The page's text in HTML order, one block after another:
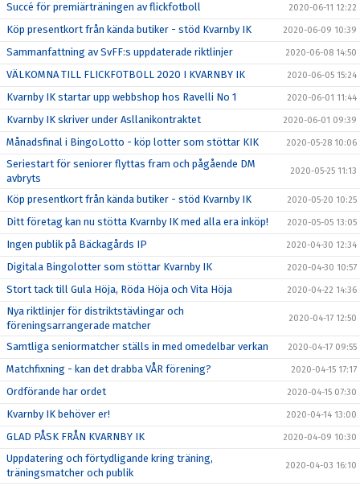
Succé för premiärträningen av flickfotboll 2020-06-11 12:22
Köp presentkort från kända butiker - stöd Kvarnby IK 2020-06-09 10:39
Sammanfattning av SvFF:s uppdaterade riktlinjer 2020-06-08 14:50
VÄLKOMNA TILL FLICKFOTBOLL 2020 I KVARNBY IK 2020-06-05 15:24
Kvarnby IK startar upp webbshop hos Ravelli No 1 2020-06-01 11:44
Kvarnby IK skriver under Asllanikontraktet 2020-06-01 09:39
Månadsfinal i BingoLotto - köp lotter som stöttar KIK 2020-05-28 10:06
Seriestart för seniorer flyttas fram och pågående DM
avbryts
2020-05-25 11:13
Köp presentkort från kända butiker - stöd Kvarnby IK 2020-05-20 10:25
Ditt företag kan nu stötta Kvarnby IK med alla era inköp! 2020-05-05 13:05
Ingen publik på Bäckagårds IP 2020-04-30 12:34
Digitala Bingolotter som stöttar Kvarnby IK 2020-04-30 10:57
Stort tack till Gula Höja, Röda Höja och Vita Höja 2020-04-22 14:36
Nya riktlinjer för distriktstävlingar och
föreningsarrangerade matcher
2020-04-17 12:50
Samtliga seniormatcher ställs in med omedelbar verkan 2020-04-17 09:55
Matchfixning - kan det drabba VÅR förening? 2020-04-15 17:17
Ordförande har ordet 2020-04-15 07:30
Kvarnby IK behöver er! 2020-04-14 13:00
GLAD PÅSK FRÅN KVARNBY IK 2020-04-09 10:30
Uppdatering och förtydligande kring träning,
träningsmatcher och publik
2020-04-03 16:10